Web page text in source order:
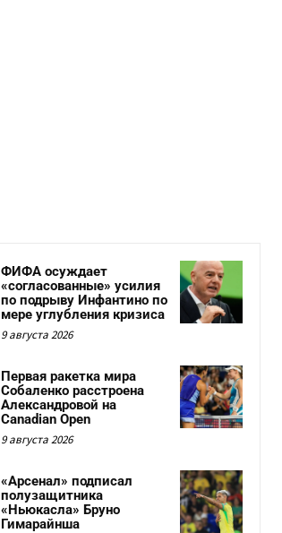
ФИФА осуждает
«согласованные» усилия
по подрыву Инфантино по
мере углубления кризиса
9 августа 2026
Первая ракетка мира
Собаленко расстроена
Александровой на
Canadian Open
9 августа 2026
«Арсенал» подписал
полузащитника
«Ньюкасла» Бруно
Гимарайнша